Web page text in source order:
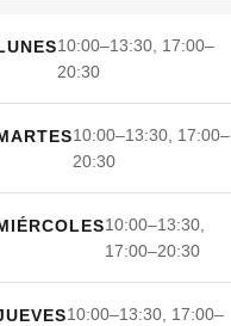
10:00–13:30, 17:00–
20:30
10:00–13:30, 17:00–
20:30
10:00–13:30,
17:00–20:30
10:00–13:30, 17:00–